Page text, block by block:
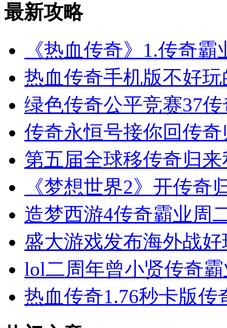
最新攻略
《热血传奇》1.传奇霸
热血传奇手机版不好
绿色传奇公平竞赛37
传奇永恒号接你回传
第五届全球移传奇归
《梦想世界2》开传奇
造梦西游4传奇霸业周
盛大游戏发布海外战
lol二周年曾小贤传奇
热血传奇1.76秒卡版传